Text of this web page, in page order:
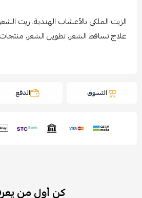
الزيت الملكي بالأعشاب الهندية، زيت
علاج تساقط الشعر، تطويل الشعر،
التسوق الدفع
كن أول من